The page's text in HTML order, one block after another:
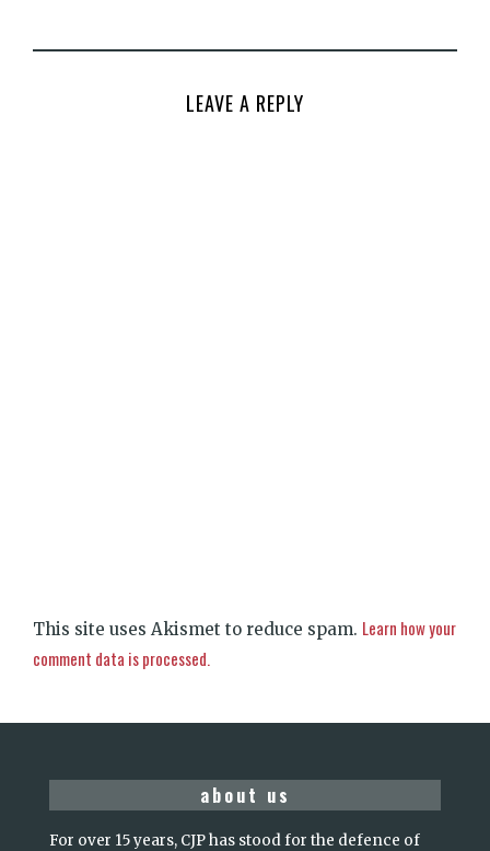
LEAVE A REPLY
This site uses Akismet to reduce spam. Learn how your
comment data is processed.
about us
For over 15 years, CJP has stood for the defence of